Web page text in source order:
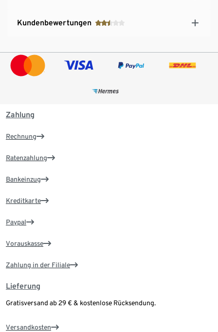
Kundenbewertungen
Zahlung
Rechnung
Ratenzahlung
Bankeinzug
Kreditkarte
Paypal
Vorauskasse
Zahlung in der Filiale
Lieferung
Gratisversand ab 29 € & kostenlose Rücksendung.
Versandkosten